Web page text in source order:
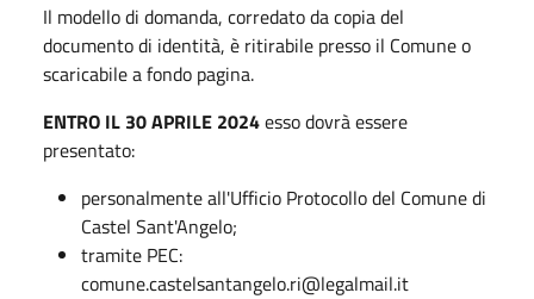
Il modello di domanda, corredato da copia del
documento di identità, è ritirabile presso il Comune o
scaricabile a fondo pagina.
ENTRO IL 30 APRILE 2024esso dovrà essere
presentato:
personalmente all'Ufficio Protocollo del Comune di
Castel Sant'Angelo;
tramite PEC:
comune.castelsantangelo.ri@legalmail.it